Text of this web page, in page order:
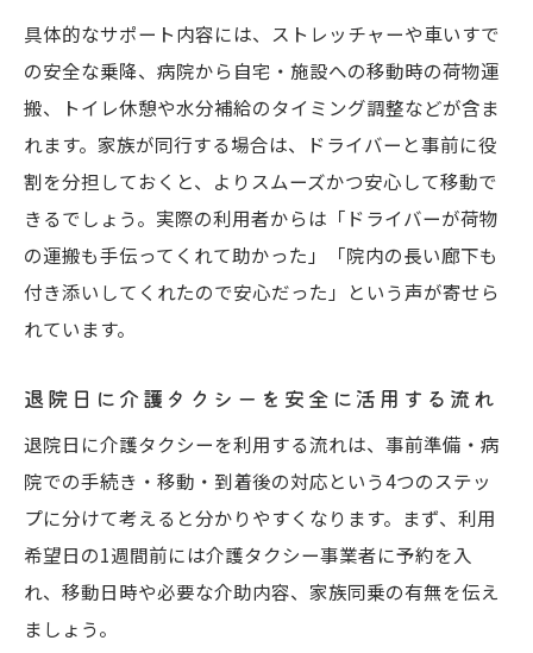
具体的なサポート内容には、ストレッチャーや車いすで
の安全な乗降、病院から自宅・施設への移動時の荷物運
搬、トイレ休憩や水分補給のタイミング調整などが含ま
れます。家族が同行する場合は、ドライバーと事前に役
割を分担しておくと、よりスムーズかつ安心して移動で
きるでしょう。実際の利用者からは「ドライバーが荷物
の運搬も手伝ってくれて助かった」「院内の長い廊下も
付き添いしてくれたので安心だった」という声が寄せら
れています。
退院日に介護タクシーを安全に活用する流れ
退院日に介護タクシーを利用する流れは、事前準備・病
院での手続き・移動・到着後の対応という4つのステッ
プに分けて考えると分かりやすくなります。まず、利用
希望日の1週間前には介護タクシー事業者に予約を入
れ、移動日時や必要な介助内容、家族同乗の有無を伝え
ましょう。